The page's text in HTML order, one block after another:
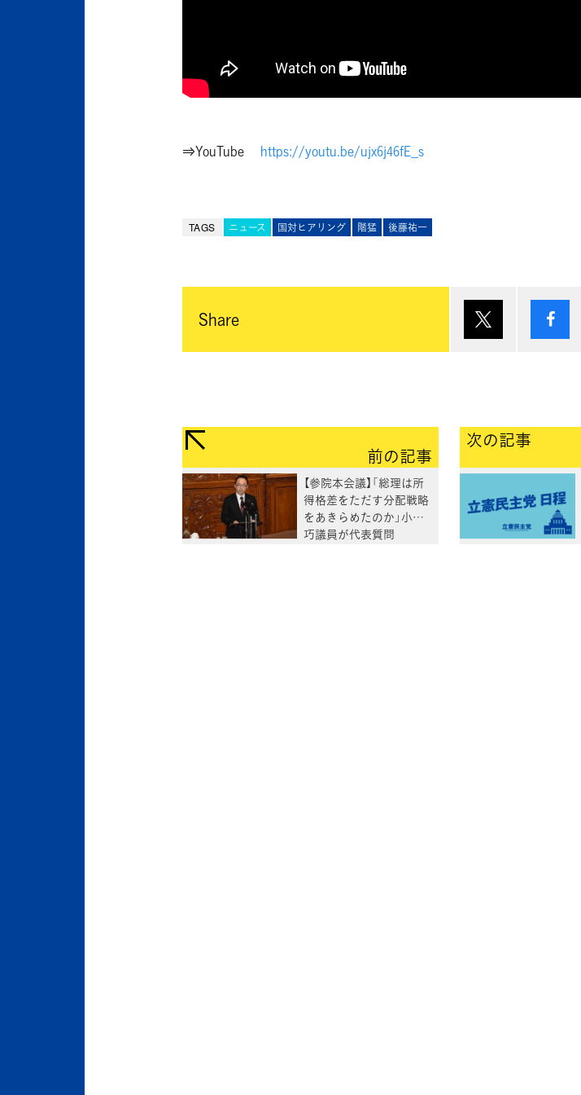
⇒YouTube https://youtu.be/ujx6j46fE_s
TAGS ニュース 国対ヒアリング 階猛 後藤祐一
Share
前の記事
【参院本会議】「総理は所
得格差をただす分配戦略
をあきらめたのか」小沼
巧議員が代表質問
次の記事